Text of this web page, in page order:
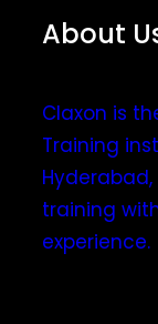
About
Claxon is
Training
training
experience.